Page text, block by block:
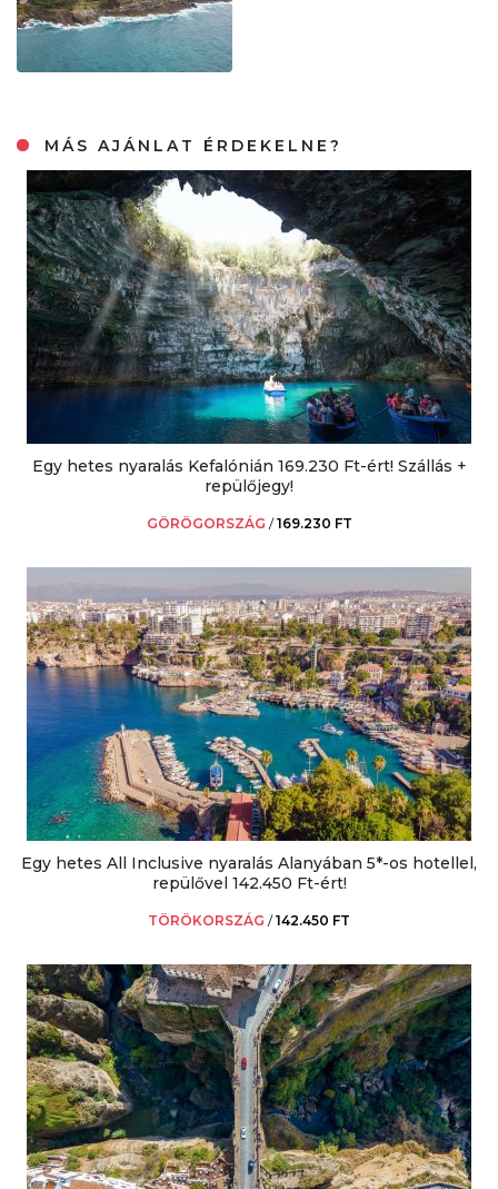
MÁS AJÁNLAT ÉRDEKELNE?
Egy hetes nyaralás Kefalónián 169.230 Ft-ért! Szállás +
repülőjegy!
GÖRÖGORSZÁG /169.230 FT
Egy hetes All Inclusive nyaralás Alanyában 5*-os hotellel,
repülővel 142.450 Ft-ért!
TÖRÖKORSZÁG /142.450 FT